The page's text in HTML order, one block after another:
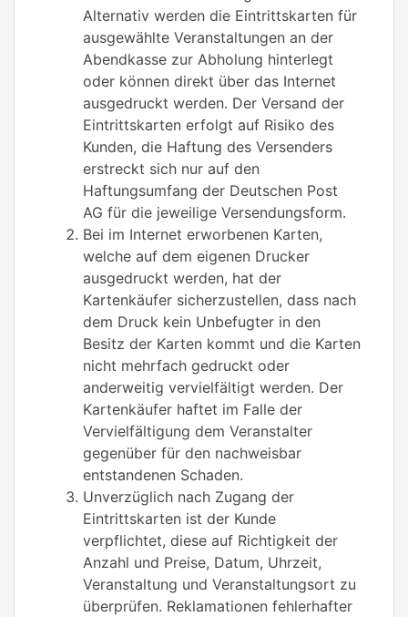
Alternativ werden die Eintrittskarten für
ausgewählte Veranstaltungen an der
Abendkasse zur Abholung hinterlegt
oder können direkt über das Internet
ausgedruckt werden. Der Versand der
Eintrittskarten erfolgt auf Risiko des
Kunden, die Haftung des Versenders
erstreckt sich nur auf den
Haftungsumfang der Deutschen Post
AG für die jeweilige Versendungsform.
Bei im Internet erworbenen Karten,
welche auf dem eigenen Drucker
ausgedruckt werden, hat der
Kartenkäufer sicherzustellen, dass nach
dem Druck kein Unbefugter in den
Besitz der Karten kommt und die Karten
nicht mehrfach gedruckt oder
anderweitig vervielfältigt werden. Der
Kartenkäufer haftet im Falle der
Vervielfältigung dem Veranstalter
gegenüber für den nachweisbar
entstandenen Schaden.
Unverzüglich nach Zugang der
Eintrittskarten ist der Kunde
verpflichtet, diese auf Richtigkeit der
Anzahl und Preise, Datum, Uhrzeit,
Veranstaltung und Veranstaltungsort zu
überprüfen. Reklamationen fehlerhafter